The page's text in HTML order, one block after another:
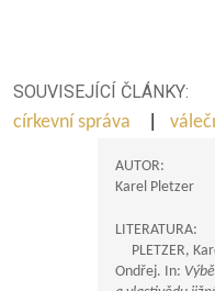
SOUVISEJÍCÍ ČLÁNKY:
církevní správa
AUTOR:
Karel Pletzer
LITERATURA:
PLETZER,
Ondřej. In: